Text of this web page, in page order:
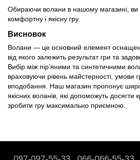
Обираючи волани в нашому магазині, ви
комфортну і якісну гру.
Висновок
Волани — це основний елемент
від якого залежить результат гри та
Вибір між пір’яними та синтетичними
враховуючи рівень майстерності, умови
вподобання. Наш магазин пропонує
якісних воланів, які допоможуть досягти
зробити гру максимально приємною.